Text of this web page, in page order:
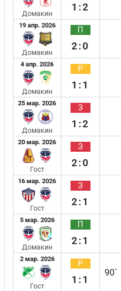
Домакин
1:2
19 апр. 2026
Домакин
П
2:0
4 апр. 2026
Домакин
Р
1:1
25 мар. 2026
Домакин
З
1:2
20 мар. 2026
Гост
З
2:0
16 мар. 2026
Гост
З
2:1
5 мар. 2026
Домакин
П
2:1
2 мар. 2026
Гост
Р
1:1
90`